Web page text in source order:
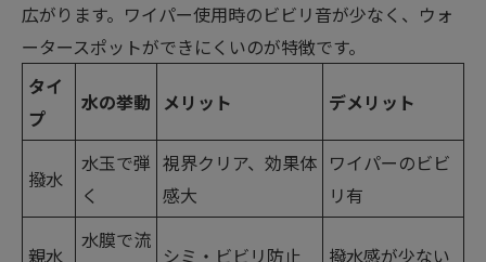
広がります。ワイパー使用時のビビリ音が少なく、ウォ
ータースポットができにくいのが特徴です。
タイ
プ
水の挙動 メリット デメリット
撥水
水玉で弾
く
視界クリア、効果体
感大
ワイパーのビビ
リ有
親水
水膜で流
シミ・ビビリ防止 撥水感が少ない